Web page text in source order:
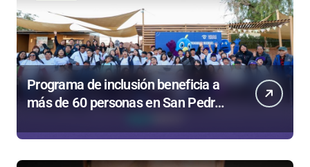
Programa de inclusión beneficia a
más de 60 personas en San Pedro